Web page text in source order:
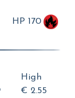
HP 170
High
€ 2.55